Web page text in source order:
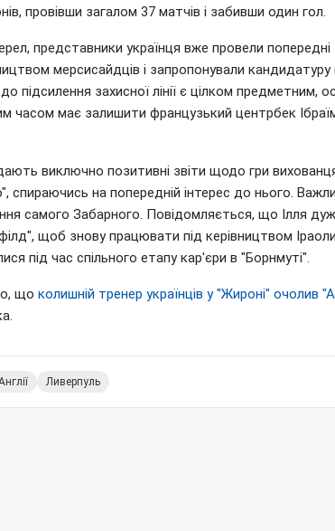
провівши загалом 37 матчів і забивши один гол.
представники українця вже провели попередні
мерсисайдців і запропонували кандидатуру
підсилення захисної лінії є цілком предметним,
часом має залишити французький центрбек
виключно позитивні звіти щодо гри
спираючись на попередній інтерес до нього.
самого Забарного. Повідомляється, що Ілля
щоб знову працювати під керівництвом
під час спільного етапу кар'єри в "Борнмуті".
що колишній тренер українців у "Жироні" очолив
Ливерпуль